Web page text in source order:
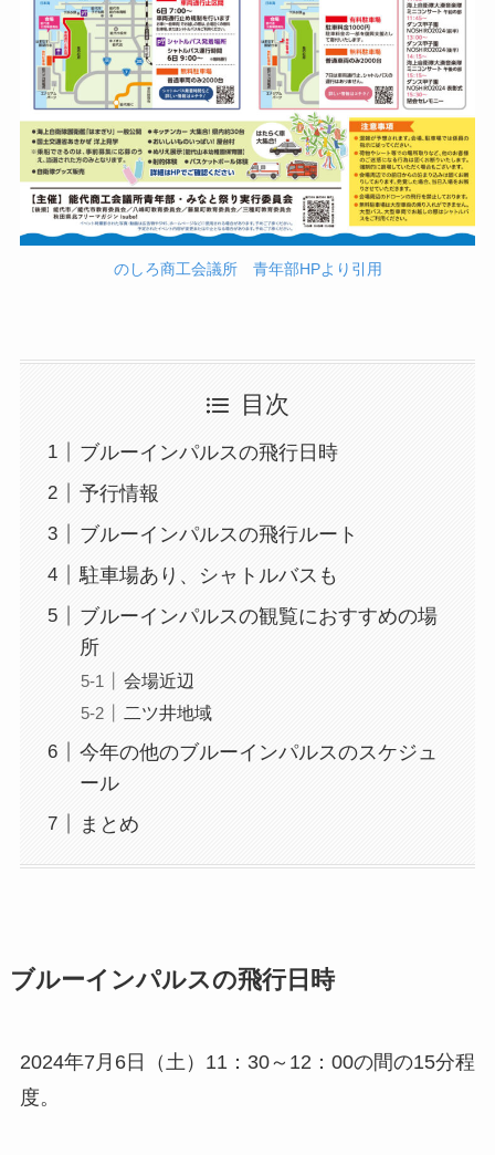
のしろ商工会議所 青年部HPより引用
目次
ブルーインパルスの飛行日時
予行情報
ブルーインパルスの飛行ルート
駐車場あり、シャトルバスも
ブルーインパルスの観覧におすすめの場
所
会場近辺
二ツ井地域
今年の他のブルーインパルスのスケジュ
ール
まとめ
ブルーインパルスの飛行日時
2024年7月6日（土）11：30～12：00の間の15分程
度。